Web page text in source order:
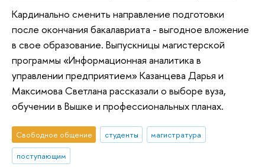
Кардинально сменить направление подготовки
после окончания бакалавриата - выгодное вложение
в свое образование. Выпускницы магистерской
программы «Информационная аналитика в
управлении предприятием» Казанцева Дарья и
Максимова Светлана рассказали о выборе вуза,
обучении в Вышке и профессиональных планах.
Свободное общение студенты
магистратура
поступающим